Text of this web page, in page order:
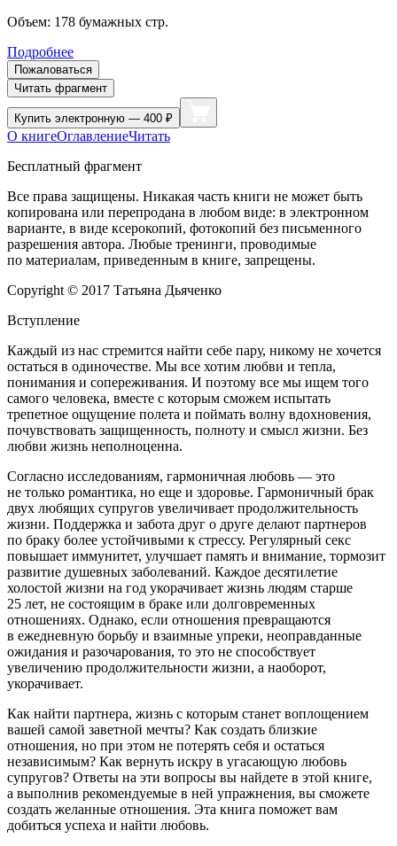
Объем: 178 бумажных стр.
Подробнее
Пожаловаться
Читать фрагмент
Купить электронную — 400 ₽
О книгеОглавлениеЧитать
Бесплатный фрагмент
Все права защищены. Никакая часть книги не может быть
копирована или перепродана в любом виде: в электронном
варианте, в виде ксерокопий, фотокопий без письменного
разрешения автора. Любые тренинги, проводимые
по материалам, приведенным в книге, запрещены.
Copyright © 2017 Татьяна Дьяченко
Вступление
Каждый из нас стремится найти себе пару, никому не хочется
остаться в одиночестве. Мы все хотим любви и тепла,
понимания и сопереживания. И поэтому все мы ищем того
самого человека, вместе с которым сможем испытать
трепетное ощущение полета и поймать волну вдохновения,
почувствовать защищенность, полноту и смысл жизни. Без
любви жизнь неполноценна.
Согласно исследованиям, гармоничная любовь — это
не только романтика, но еще и здоровье. Гармоничный брак
двух любящих супругов увеличивает продолжительность
жизни. Поддержка и забота друг о друге делают партнеров
по браку более устойчивыми к стрессу. Регулярный секс
повышает иммунитет, улучшает память и внимание, тормозит
развитие душевных заболеваний. Каждое десятилетие
холостой жизни на год укорачивает жизнь людям старше
25 лет, не состоящим в браке или долговременных
отношениях. Однако, если отношения превращаются
в ежедневную борьбу и взаимные упреки, неоправданные
ожидания и разочарования, то это не способствует
увеличению продолжительности жизни, а наоборот,
укорачивает.
Как найти партнера, жизнь с которым станет воплощением
вашей самой заветной мечты? Как создать близкие
отношения, но при этом не потерять себя и остаться
независимым? Как вернуть искру в угасающую любовь
супругов? Ответы на эти вопросы вы найдете в этой книге,
а выполнив рекомендуемые в ней упражнения, вы сможете
создать желанные отношения. Эта книга поможет вам
добиться успеха и найти любовь.